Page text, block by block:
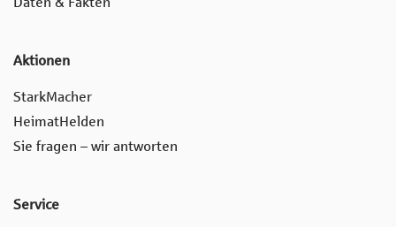
Aktionen
StarkMacher
HeimatHelden
Sie fragen – wir antworten
Service